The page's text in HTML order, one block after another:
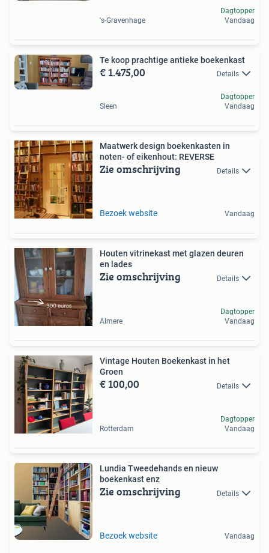
's-Gravenhage
Dagtopper
Vandaag
Te koop prachtige antieke boekenkast
€ 1.475,00 Details
Sleen
Dagtopper
Vandaag
Maatwerk design boekenkasten in
noten- of eikenhout: REVERSE
Zie omschrijving Details
Bezoek website Vandaag
Houten vitrinekast met glazen deuren
en lades
Zie omschrijving Details
Almere
Dagtopper
Vandaag
Vintage Houten Boekenkast in het
Groen
€ 100,00 Details
Rotterdam
Dagtopper
Vandaag
Lundia Tweedehands en nieuw
boekenkast enz
Zie omschrijving Details
Bezoek website Vandaag